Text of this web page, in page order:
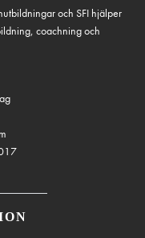
och SFI hjälper
coachning och